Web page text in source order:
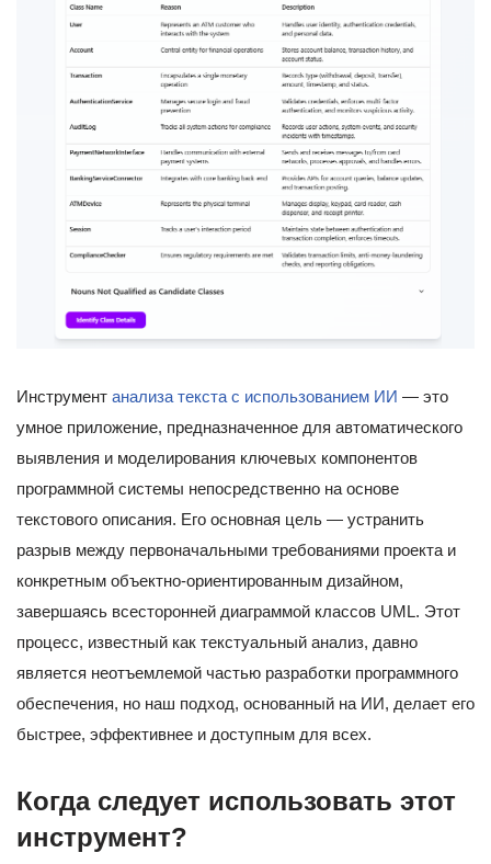
Инструмент анализа текста с использованием ИИ — это
умное приложение, предназначенное для автоматического
выявления и моделирования ключевых компонентов
программной системы непосредственно на основе
текстового описания. Его основная цель — устранить
разрыв между первоначальными требованиями проекта и
конкретным объектно-ориентированным дизайном,
завершаясь всесторонней диаграммой классов UML. Этот
процесс, известный как текстуальный анализ, давно
является неотъемлемой частью разработки программного
обеспечения, но наш подход, основанный на ИИ, делает его
быстрее, эффективнее и доступным для всех.
Когда следует использовать этот
инструмент?